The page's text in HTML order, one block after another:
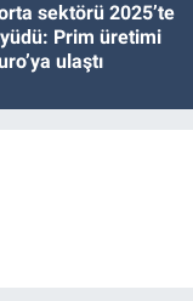
sektörü 2025’te
Prim üretimi
ulaştı